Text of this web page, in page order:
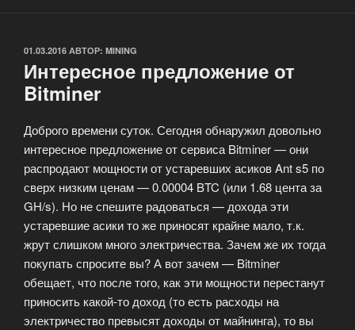
ОПУБЛИКОВАНО
01.03.2016 АВТОР: MINING
Интересное предложение от
Bitminer
Доброго времени суток. Сегодня обнаружил довольно
интересное предложение от сервиса Bitminer — они
распродают мощности от устаревших асиков Ant s5 по
сверх низким ценам — 0.00004 BTC (или 1.68 цента за
GH/s). Но не спешите радоваться — дохода эти
устаревшие асики то же приносят крайне мало, т.к.
жрут слишком много электричества. Зачем же их тогда
покупать спросите вы? А вот зачем — Bitminer
обещает, что после того, как эти мощности перестанут
приносить какой-то доход (то есть расходы на
электричество превысят доходы от майнинга), то вы